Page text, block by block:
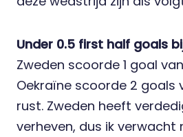
Under 0.5 first half goals
Zweden scoorde 1 goal
Oekraïne scoorde 2 goals
rust. Zweden heeft
verheven, dus ik verwacht